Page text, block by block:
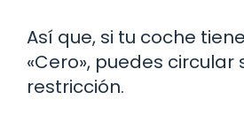
Así que, si tu coche
«Cero», puedes circular
restricción.